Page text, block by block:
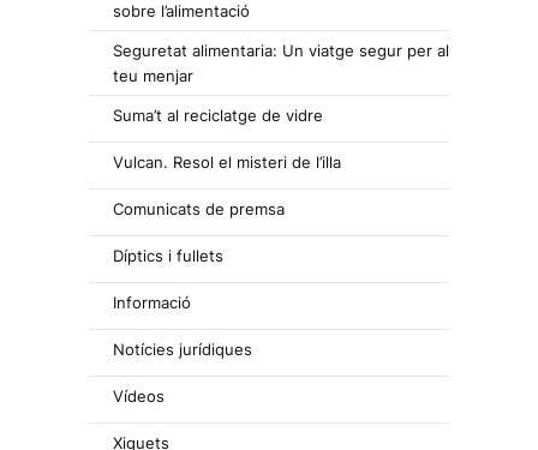
sobre l’alimentació
Seguretat alimentaria: Un viatge segur per al
teu menjar
Suma’t al reciclatge de vidre
Vulcan. Resol el misteri de l’illa
Comunicats de premsa
Díptics i fullets
Informació
Notícies jurídiques
Vídeos
Xiquets